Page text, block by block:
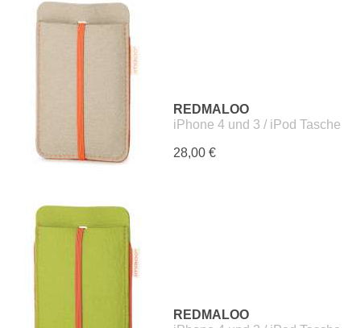
REDMALOO
iPhone 4 und 3 / iPod Tasche
28,00 €
REDMALOO